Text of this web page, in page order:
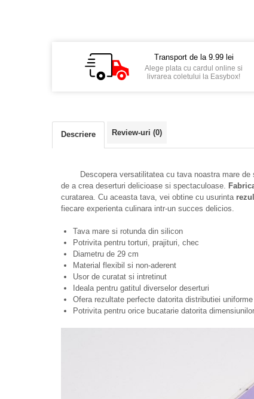
Transport de la 9.99 lei
Alege plata cu cardul online si
livrarea coletului la Easybox!
Descriere Review-uri (0)
Descopera versatilitatea cu tava noastra mare de
de a crea deserturi delicioase si spectaculoase.
curatarea. Cu aceasta tava, vei obtine cu usurinta
fiecare experienta culinara intr-un succes delicios.
Tava mare si rotunda din silicon
Potrivita pentru torturi, prajituri, chec
Diametru de 29 cm
Material flexibil si non-aderent
Usor de curatat si intretinut
Ideala pentru gatitul diverselor deserturi
Ofera rezultate perfecte datorita distributiei
Potrivita pentru orice bucatarie datorita